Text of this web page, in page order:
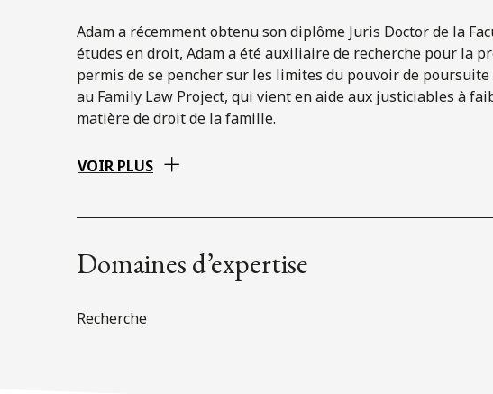
Adam a récemment obtenu son diplôme Juris Doctor de la
études en droit, Adam a été auxiliaire de recherche pour la
permis de se pencher sur les limites du pouvoir de
au Family Law Project, qui vient en aide aux justiciables à
matière de droit de la famille.
VOIR PLUS
Domaines d’expertise
Recherche